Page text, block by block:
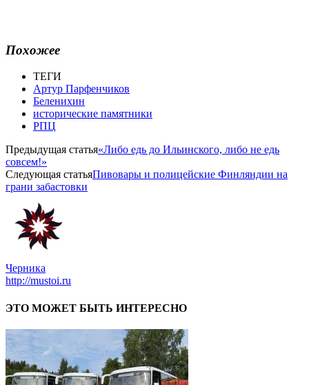
Похожее
ТЕГИ
Артур Парфенчиков
Беленихин
исторические памятники
РПЦ
Предыдущая статья«Либо едь до Ильинского, либо не едь
совсем!»
Следующая статьяПивовары и полицейские Финляндии на
грани забастовки
Черника
http://mustoi.ru
ЭТО МОЖЕТ БЫТЬ ИНТЕРЕСНО